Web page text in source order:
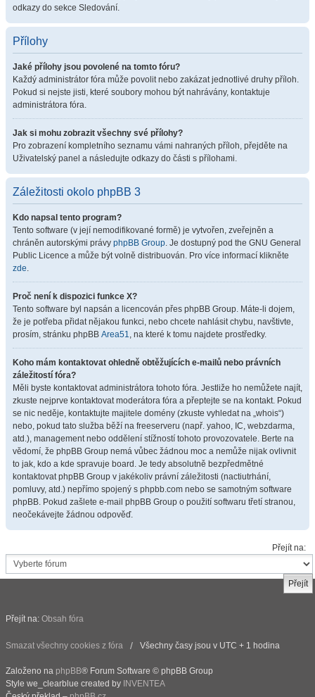
odkazy do sekce Sledování.
Přílohy
Jaké přílohy jsou povolené na tomto fóru?
Každý administrátor fóra může povolit nebo zakázat jednotlivé druhy příloh.
Pokud si nejste jisti, které soubory mohou být nahrávány, kontaktuje
administrátora fóra.
Jak si mohu zobrazit všechny své přílohy?
Pro zobrazení kompletního seznamu vámi nahraných příloh, přejděte na
Uživatelský panel a následujte odkazy do části s přílohami.
Záležitosti okolo phpBB 3
Kdo napsal tento program?
Tento software (v její nemodifikované formě) je vytvořen, zveřejněn a
chráněn autorskými právy phpBB Group. Je dostupný pod the GNU General
Public Licence a může být volně distribuován. Pro více informací klikněte
zde.
Proč není k dispozici funkce X?
Tento software byl napsán a licencován přes phpBB Group. Máte-li dojem,
že je potřeba přidat nějakou funkci, nebo chcete nahlásit chybu, navštivte,
prosím, stránku phpBB Area51, na které k tomu najdete prostředky.
Koho mám kontaktovat ohledně obtěžujících e-mailů nebo právních
záležitostí fóra?
Měli byste kontaktovat administrátora tohoto fóra. Jestliže ho nemůžete najít,
zkuste nejprve kontaktovat moderátora fóra a přeptejte se na kontakt. Pokud
se nic neděje, kontaktujte majitele domény (zkuste vyhledat na „whois“)
nebo, pokud tato služba běží na freeserveru (např. yahoo, IC, webzdarma,
atd.), management nebo oddělení stížností tohoto provozovatele. Berte na
vědomí, že phpBB Group nemá vůbec žádnou moc a nemůže nijak ovlivnit
to jak, kdo a kde spravuje board. Je tedy absolutně bezpředmětné
kontaktovat phpBB Group v jakékoliv právní záležitosti (nactiutrhání,
pomluvy, atd.) nepřímo spojený s phpbb.com nebo se samotným software
phpBB. Pokud zašlete e-mail phpBB Group o použití softwaru třetí stranou,
neočekávejte žádnou odpověď.
Přejít na:
Přejít na: Obsah fóra
Smazat všechny cookies z fóra Všechny časy jsou v UTC + 1 hodina
Založeno na phpBB® Forum Software © phpBB Group
Style we_clearblue created by INVENTEA